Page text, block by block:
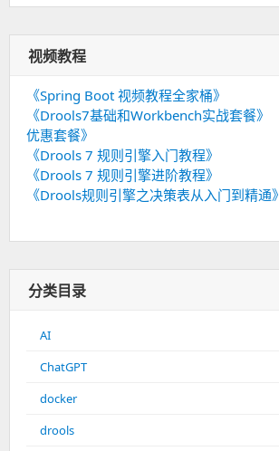
视频教程
《Spring Boot 视频教程全家桶》
《Drools7基础和Workbench实战套餐》
优惠套餐》
《Drools 7 规则引擎入门教程》
《Drools 7 规则引擎进阶教程》
《Drools规则引擎之决策表从入门到精通》
分类目录
AI
ChatGPT
docker
drools